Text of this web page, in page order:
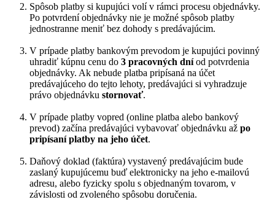
Spôsob platby si kupujúci volí v rámci procesu objednávky.
Po potvrdení objednávky nie je možné spôsob platby
jednostranne meniť bez dohody s predávajúcim.
V prípade platby bankovým prevodom je kupujúci povinný
uhradiť kúpnu cenu do 3 pracovných dníod potvrdenia
objednávky. Ak nebude platba pripísaná na účet
predávajúceho do tejto lehoty, predávajúci si vyhradzuje
právo objednávku stornovať.
V prípade platby vopred (online platba alebo bankový
prevod) začína predávajúci vybavovať objednávku až po
pripísaní platby na jeho účet.
Daňový doklad (faktúra) vystavený predávajúcim bude
zaslaný kupujúcemu buď elektronicky na jeho e-mailovú
adresu, alebo fyzicky spolu s objednaným tovarom, v
závislosti od zvoleného spôsobu doručenia.